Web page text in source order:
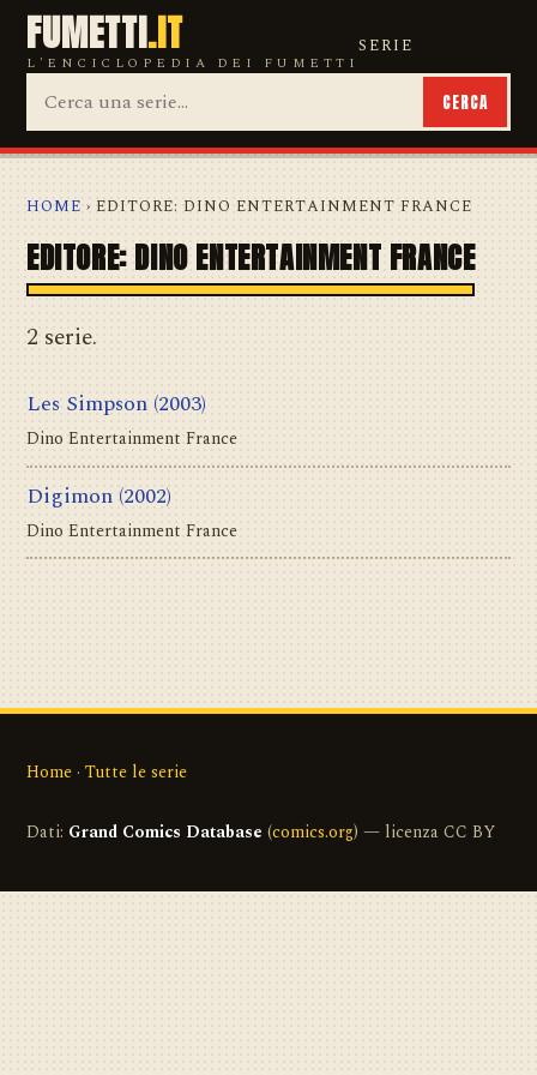
FUMETTI.IT
L'ENCICLOPEDIA DEI FUMETTI
SERIE
CERCA
HOME › EDITORE: DINO ENTERTAINMENT FRANCE
EDITORE: DINO ENTERTAINMENT FRANCE
2 serie.
Les Simpson (2003)
Dino Entertainment France
Digimon (2002)
Dino Entertainment France
Home · Tutte le serie
Dati: Grand Comics Database (comics.org) — licenza CC BY